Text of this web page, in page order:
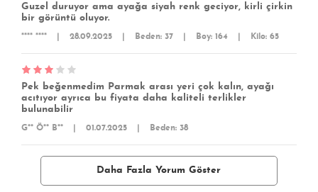
Guzel duruyor ama ayağa siyah renk geciyor, kirli çirkin
bir görüntü oluyor.
**** **** 28.09.2025 Beden: 37 Boy: 164 Kilo: 65
Pek beğenmedim Parmak arası yeri çok kalın, ayağı
acıtıyor ayrıca bu fiyata daha kaliteli terlikler
bulunabilir
G** Ö** B** 01.07.2025 Beden: 38
Daha Fazla Yorum Göster